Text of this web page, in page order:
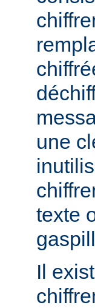
une
texte
Il